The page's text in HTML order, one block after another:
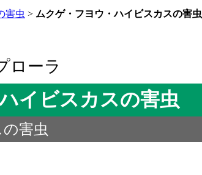
害虫 > ムクゲ・フヨウ・ハイビスカスの害虫
ローラ
イビスカスの害虫
害虫